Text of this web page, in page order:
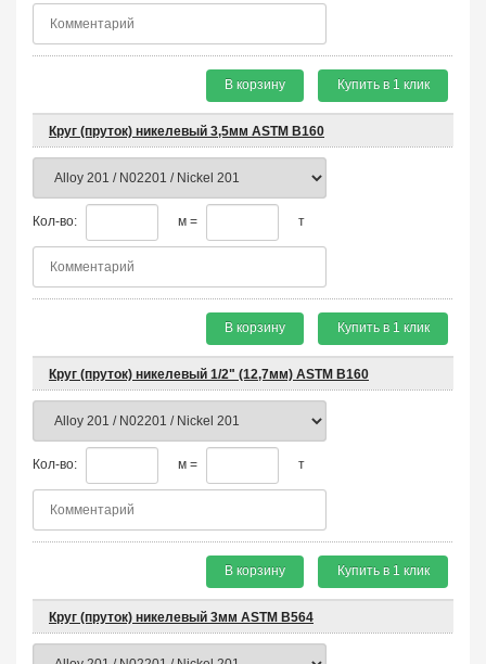
В корзину Купить в 1 клик
Круг (пруток) никелевый 3,5мм ASTM B160
Кол-во: м = т
В корзину Купить в 1 клик
Круг (пруток) никелевый 1/2" (12,7мм) ASTM B160
Кол-во: м = т
В корзину Купить в 1 клик
Круг (пруток) никелевый 3мм ASTM B564